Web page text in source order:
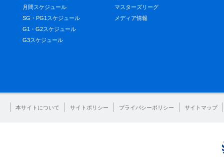
月間スケジュール
SG・PG1スケジュール
G1・G2スケジュール
G3スケジュール
マスターズリーグ
メディア情報
本サイトについて サイトポリシー プライバシーポリシー サイトマップ